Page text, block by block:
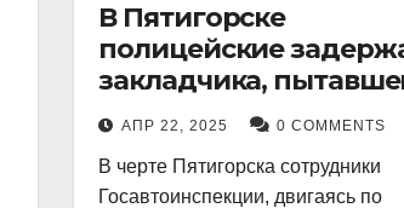
В Пятигорске
полицейские
закладчика,
сбыть партию
синтетического
наркотика
АПР 22, 2025 0 COMMENTS
В черте Пятигорска сотрудники
Госавтоинспекции, двигаясь по